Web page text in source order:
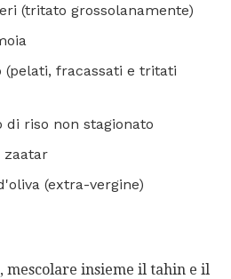
(tritato grossolanamente)
(pelati, fracassati e tritati
di riso non stagionato
zaatar
(extra-vergine)
mescolare insieme il tahin e il